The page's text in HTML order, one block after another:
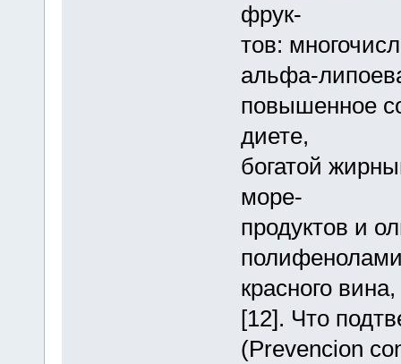
фрук-
тов:
альфа-
повышенное
диете,
богатой
море-
продуктов и
красного
[12]. Что
(Prevencion